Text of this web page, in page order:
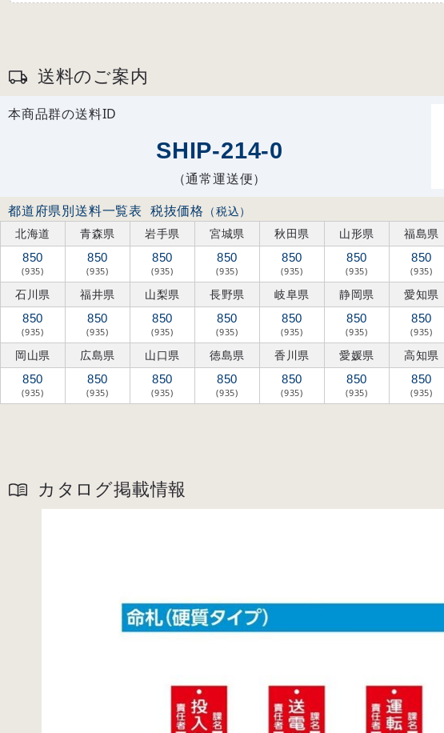
送料のご案内
本商品群の送料ID
SHIP-214-0
（通常運送便）
都道府県別送料一覧表 税抜価格 （税込）
北海道
青森県 岩手県 宮城県 秋田県 山形県 福島県
850
(935)
850
(935)
850
(935)
850
(935)
850
(935)
850
(935)
850
(935)
石川県 福井県 山梨県 長野県 岐阜県 静岡県 愛知県
850
(935)
850
(935)
850
(935)
850
(935)
850
(935)
850
(935)
850
(935)
岡山県 広島県 山口県 徳島県 香川県 愛媛県 高知県
850
(935)
850
(935)
850
(935)
850
(935)
850
(935)
850
(935)
850
(935)
カタログ掲載情報